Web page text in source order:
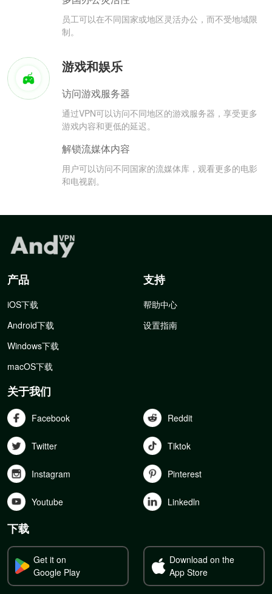
员工可以在不同国家或地区灵活办公，而不受地域限
制。
游戏和娱乐
访问游戏服务器
通过VPN可以访问不同地区的游戏服务器，享受更多
游戏内容和更低的延迟。
解锁流媒体内容
用户可以访问不同国家的流媒体库，观看更多的电影
和电视剧。
产品
iOS下载
Android下载
Windows下载
macOS下载
支持
帮助中心
设置指南
关于我们
Facebook Reddit
Twitter Tiktok
Instagram Pinterest
Youtube Linkedln
下载
Get it on
Google Play
Download on the
App Store